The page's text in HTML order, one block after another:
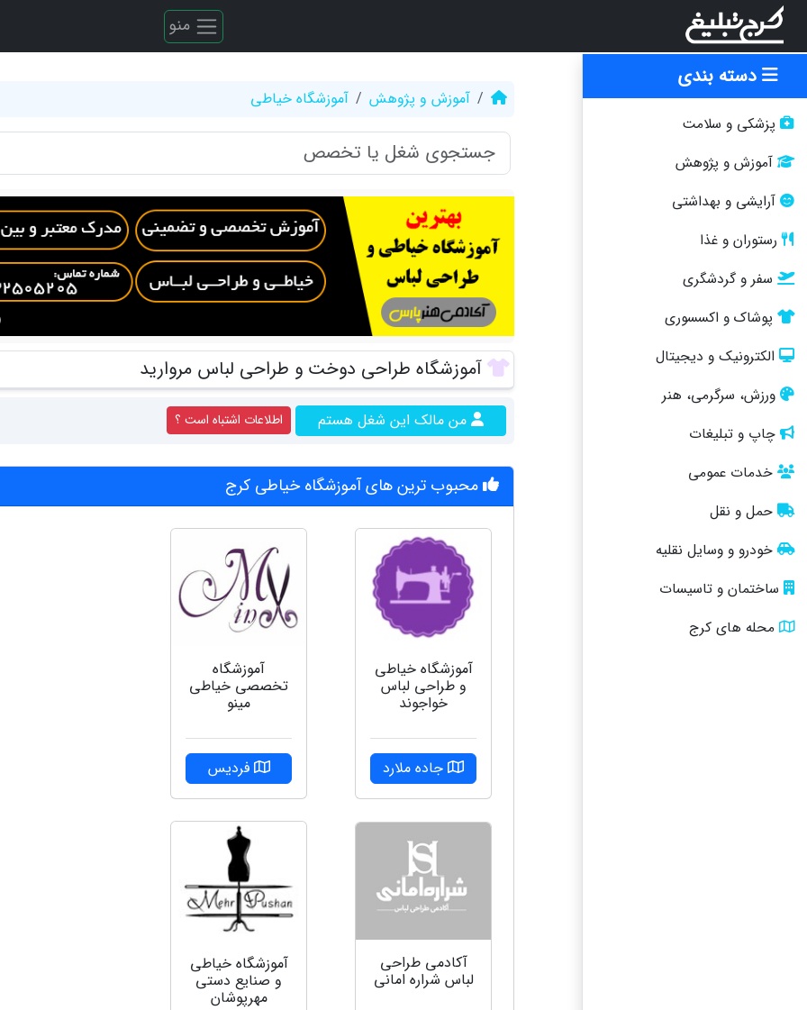
منو
دسته بندی
پزشکی و سلامت
آموزش و پژوهش
آرایشی و بهداشتی
رستوران و غذا
سفر و گردشگری
پوشاک و اکسسوری
الکترونیک و دیجیتال
ورزش، سرگرمی، هنر
چاپ و تبلیغات
خدمات عمومی
حمل و نقل
خودرو و وسایل نقلیه
ساختمان و تاسیسات
محله های کرج
آموزش و پژوهش آموزشگاه خیاطی
آموزشگاه طراحی دوخت و طراحی لباس مروارید
من مالک این شغل هستم اطلاعات اشتباه است ؟
محبوب ترین های آموزشگاه خیاطی کرج
آموزشگاه خیاطی
و طراحی لباس
خواجوند
جاده ملارد
آموزشگاه
تخصصی خیاطی
مینو
فردیس
آکادمی طراحی
لباس شراره امانی
آموزشگاه خیاطی
و صنایع دستی
مهرپوشان